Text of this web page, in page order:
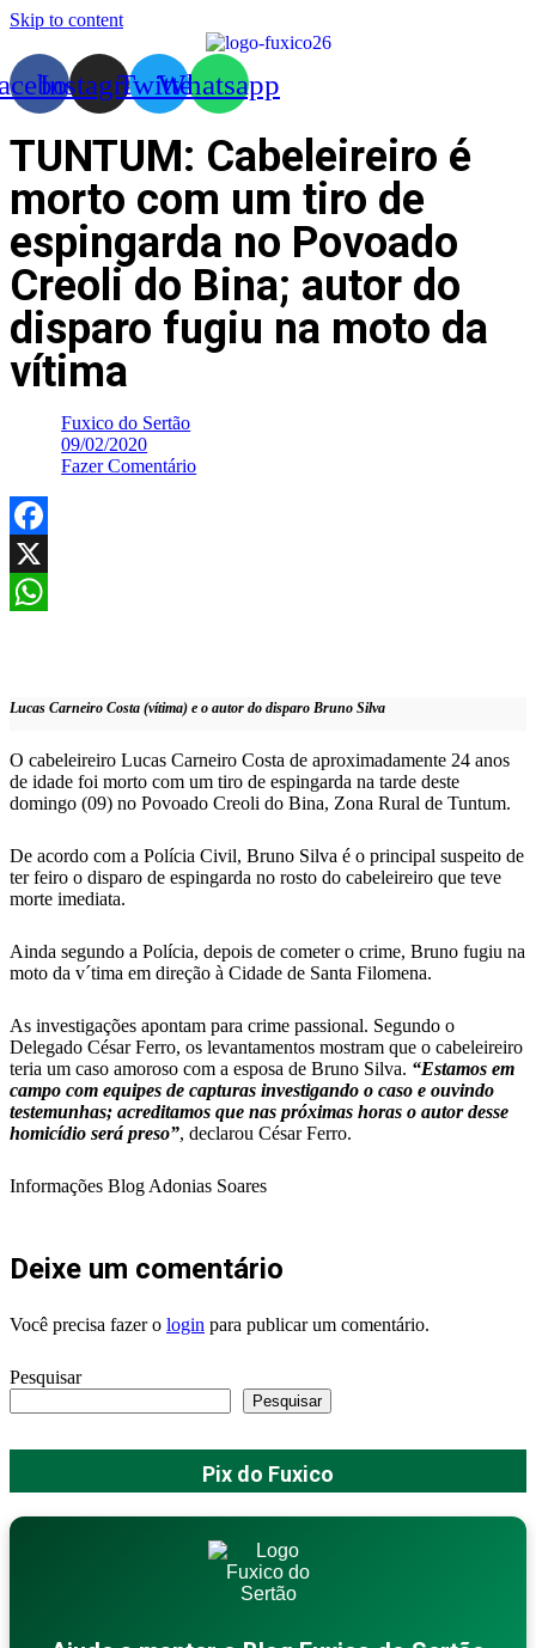
Skip to content
InstagramTwitterWhatsapp
TUNTUM: Cabeleireiro é
morto com um tiro de
espingarda no Povoado
Creoli do Bina; autor do
disparo fugiu na moto da
vítima
Fuxico do Sertão
09/02/2020
Fazer Comentário
Facebook
X
Lucas Carneiro Costa (vítima) e o autor do disparo Bruno Silva
O cabeleireiro Lucas Carneiro Costa de aproximadamente 24 anos
de idade foi morto com um tiro de espingarda na tarde deste
domingo (09) no Povoado Creoli do Bina, Zona Rural de Tuntum.
De acordo com a Polícia Civil, Bruno Silva é o principal suspeito de
ter feiro o disparo de espingarda no rosto do cabeleireiro que teve
morte imediata.
Ainda segundo a Polícia, depois de cometer o crime, Bruno fugiu na
moto da v´tima em direção à Cidade de Santa Filomena.
As investigações apontam para crime passional. Segundo o
Delegado César Ferro, os levantamentos mostram que o cabeleireiro
teria um caso amoroso com a esposa de Bruno Silva. “Estamos em
campo com equipes de capturas investigando o caso e ouvindo
testemunhas; acreditamos que nas próximas horas o autor desse
homicídio será preso”, declarou César Ferro.
Informações Blog Adonias Soares
Deixe um comentário
Você precisa fazer o login para publicar um comentário.
Pesquisar
Pesquisar
Pix do Fuxico